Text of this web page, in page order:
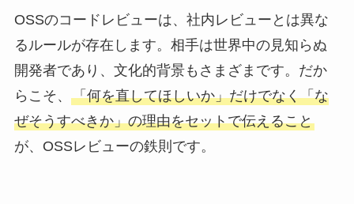
OSSのコードレビューは、社内レビューとは異な
るルールが存在します。相手は世界中の見知らぬ
開発者であり、文化的背景もさまざまです。だか
らこそ、 「何を直してほしいか」だけでなく「な
ぜそうすべきか」の理由をセットで伝えること
が、OSSレビューの鉄則です。